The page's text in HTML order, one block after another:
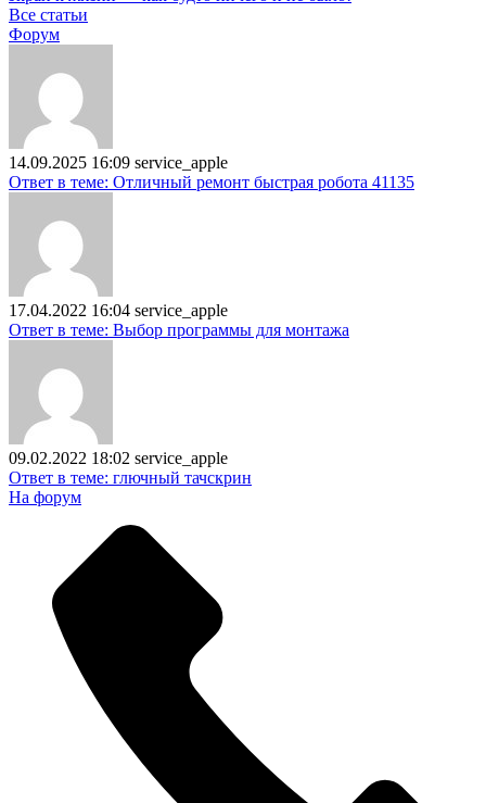
Все статьи
Форум
14.09.2025 16:09 service_apple
Ответ в теме: Отличный ремонт быстрая робота 41135
17.04.2022 16:04 service_apple
Ответ в теме: Выбор программы для монтажа
09.02.2022 18:02 service_apple
Ответ в теме: глючный тачскрин
На форум